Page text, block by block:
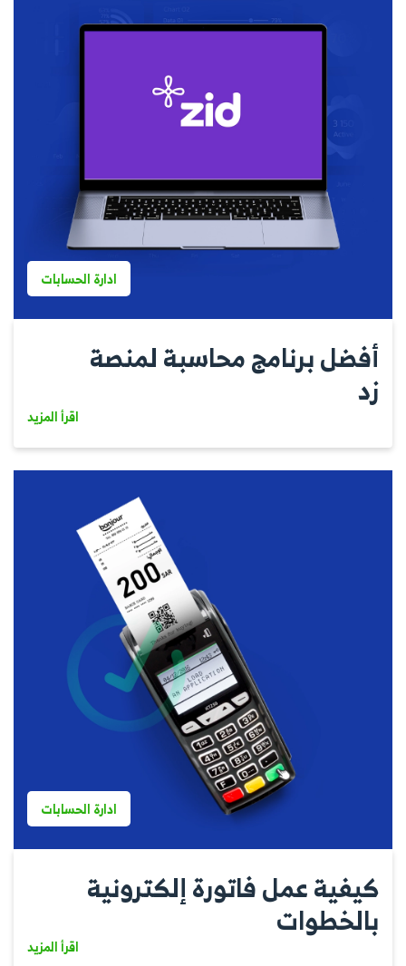
ادارة الحسابات
أفضل برنامج محاسبة لمنصة
زد
اقرأ المزيد
ادارة الحسابات
كيفية عمل فاتورة إلكترونية
بالخطوات
اقرأ المزيد